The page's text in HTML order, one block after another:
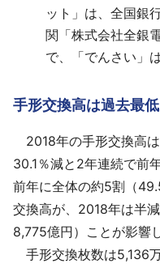
ット」は、全国銀
関「株式会社全銀
で、「でんさい」
手形交換高は過去最
2018年の手形交換高
30.1％減と2年連続で前
前年に全体の約5割（
交換高が、2018年は半
8,775億円）ことが影響
手形交換枚数は5,136